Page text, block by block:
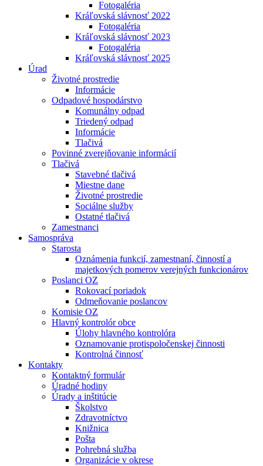
Fotogaléria
Kráľovská slávnosť 2022
Fotogaléria
Kráľovská slávnosť 2023
Fotogaléria
Kráľovská slávnosť 2025
Úrad
Životné prostredie
Informácie
Odpadové hospodárstvo
Komunálny odpad
Triedený odpad
Informácie
Tlačivá
Povinné zverejňovanie informácií
Tlačivá
Stavebné tlačivá
Miestne dane
Životné prostredie
Sociálne služby
Ostatné tlačivá
Zamestnanci
Samospráva
Starosta
Oznámenia funkcií, zamestnaní, činností a
majetkových pomerov verejných funkcionárov
Poslanci OZ
Rokovací poriadok
Odmeňovanie poslancov
Komisie OZ
Hlavný kontrolór obce
Úlohy hlavného kontrolóra
Oznamovanie protispoločenskej činnosti
Kontrolná činnosť
Kontakty
Kontaktný formulár
Úradné hodiny
Úrady a inštitúcie
Školstvo
Zdravotníctvo
Knižnica
Pošta
Pohrebná služba
Organizácie v okrese